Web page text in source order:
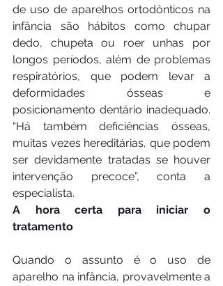
de uso de aparelhos ortodônticos na
infância são hábitos como chupar
dedo, chupeta ou roer unhas por
longos períodos, além de problemas
respiratórios, que podem levar a
deformidades ósseas e
posicionamento dentário inadequado.
“Há também deficiências ósseas,
muitas vezes hereditárias, que podem
ser devidamente tratadas se houver
intervenção precoce”, conta a
especialista.
A hora certa para iniciar o
tratamento
Quando o assunto é o uso de
aparelho na infância, provavelmente a